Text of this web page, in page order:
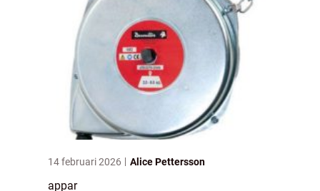
14 februari 2026 Alice Pettersson
appar